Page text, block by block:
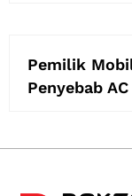
Pemilik
Penyebab